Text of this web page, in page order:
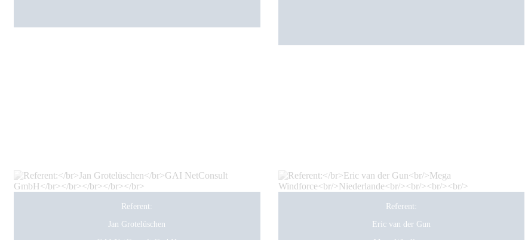
Referent:
Jan Grotelüschen
Referent:
Eric van der Gun